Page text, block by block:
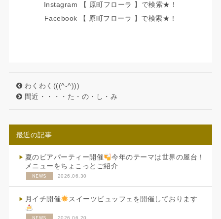
Instagram 【 原町フローラ 】で検索★！
Facebook 【 原町フローラ 】で検索★！
わくわく(((^-^)))
間近・・・・た・の・し・み
最近の記事
夏のビアパーティー開催
今年のテーマは世界の屋台！
メニューをちょこっとご紹介
NEWS 2026.06.30
月イチ開催 スイーツビュッフェを開催しております
2026.06.20